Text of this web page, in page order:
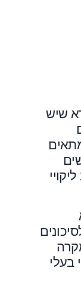
שיש
בעלי